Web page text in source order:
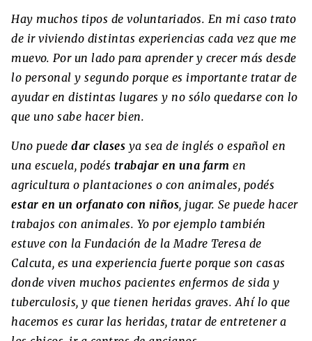
Hay muchos tipos de voluntariados. En mi caso trato
de ir viviendo distintas experiencias cada vez que me
muevo. Por un lado para aprender y crecer más desde
lo personal y segundo porque es importante tratar de
ayudar en distintas lugares y no sólo quedarse con lo
que uno sabe hacer bien.
Uno puede dar clases ya sea de inglés o español en
una escuela, podés trabajar en una farm en
agricultura o plantaciones o con animales, podés
estar en un orfanato con niños, jugar. Se puede hacer
trabajos con animales. Yo por ejemplo también
estuve con la Fundación de la Madre Teresa de
Calcuta, es una experiencia fuerte porque son casas
donde viven muchos pacientes enfermos de sida y
tuberculosis, y que tienen heridas graves. Ahí lo que
hacemos es curar las heridas, tratar de entretener a